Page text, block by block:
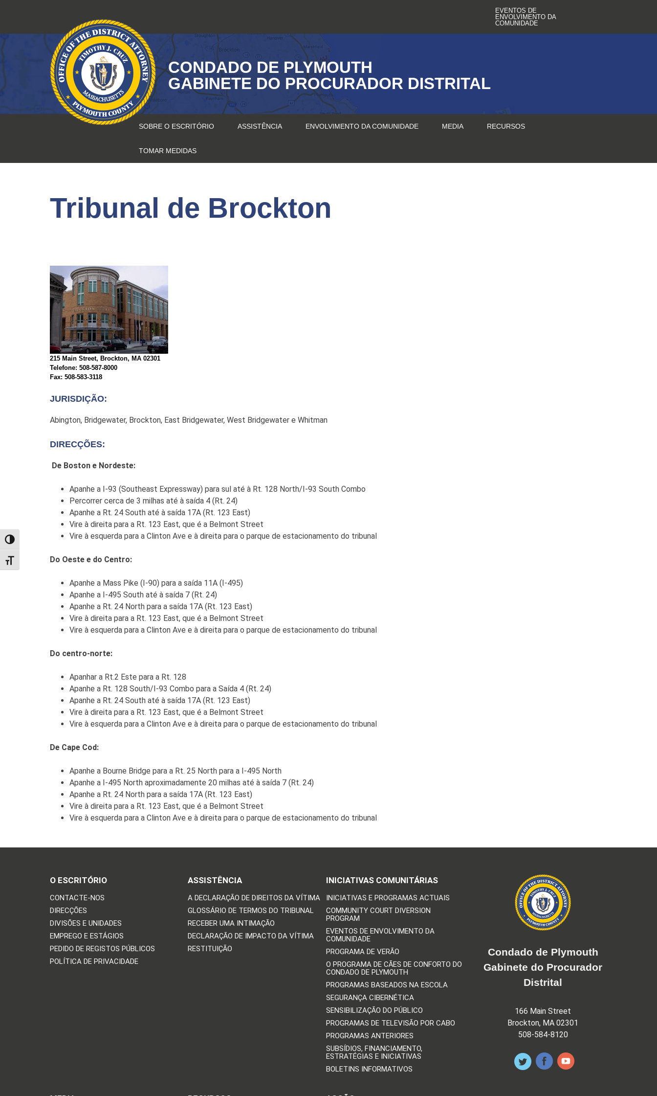
TOGGLE HIGH CONTRAST
TOGGLE FONT SIZE
conteúdo
EVENTOS DE
ENVOLVIMENTO DA
COMUNIDADE
CONDADO DE PLYMOUTH
GABINETE DO PROCURADOR DISTRITAL
SOBRE O ESCRITÓRIO ASSISTÊNCIA ENVOLVIMENTO DA COMUNIDADE MEDIA RECURSOS
TOMAR MEDIDAS
Tribunal de Brockton
215 Main Street, Brockton, MA 02301
Telefone: 508-587-8000
Fax: 508-583-3118
JURISDIÇÃO:
Abington, Bridgewater, Brockton, East Bridgewater, West Bridgewater e Whitman
DIRECÇÕES:
De Boston e Nordeste:
Apanhe a I-93 (Southeast Expressway) para sul até à Rt. 128 North/I-93 South Combo
Percorrer cerca de 3 milhas até à saída 4 (Rt. 24)
Apanhe a Rt. 24 South até à saída 17A (Rt. 123 East)
Vire à direita para a Rt. 123 East, que é a Belmont Street
Vire à esquerda para a Clinton Ave e à direita para o parque de estacionamento do tribunal
Do Oeste e do Centro:
Apanhe a Mass Pike (I-90) para a saída 11A (I-495)
Apanhe a I-495 South até à saída 7 (Rt. 24)
Apanhe a Rt. 24 North para a saída 17A (Rt. 123 East)
Vire à direita para a Rt. 123 East, que é a Belmont Street
Vire à esquerda para a Clinton Ave e à direita para o parque de estacionamento do tribunal
Do centro-norte:
Apanhar a Rt.2 Este para a Rt. 128
Apanhe a Rt. 128 South/I-93 Combo para a Saída 4 (Rt. 24)
Apanhe a Rt. 24 South até à saída 17A (Rt. 123 East)
Vire à direita para a Rt. 123 East, que é a Belmont Street
Vire à esquerda para a Clinton Ave e à direita para o parque de estacionamento do tribunal
De Cape Cod:
Apanhe a Bourne Bridge para a Rt. 25 North para a I-495 North
Apanhe a I-495 North aproximadamente 20 milhas até à saída 7 (Rt. 24)
Apanhe a Rt. 24 North para a saída 17A (Rt. 123 East)
Vire à direita para a Rt. 123 East, que é a Belmont Street
Vire à esquerda para a Clinton Ave e à direita para o parque de estacionamento do tribunal
O ESCRITÓRIO
CONTACTE-NOS
DIRECÇÕES
DIVISÕES E UNIDADES
EMPREGO E ESTÁGIOS
PEDIDO DE REGISTOS PÚBLICOS
POLÍTICA DE PRIVACIDADE
ASSISTÊNCIA
A DECLARAÇÃO DE DIREITOS DA VÍTIMA
GLOSSÁRIO DE TERMOS DO TRIBUNAL
RECEBER UMA INTIMAÇÃO
DECLARAÇÃO DE IMPACTO DA VÍTIMA
RESTITUIÇÃO
INICIATIVAS COMUNITÁRIAS
INICIATIVAS E PROGRAMAS ACTUAIS
COMMUNITY COURT DIVERSION
PROGRAM
EVENTOS DE ENVOLVIMENTO DA
COMUNIDADE
PROGRAMA DE VERÃO
O PROGRAMA DE CÃES DE CONFORTO DO
CONDADO DE PLYMOUTH
PROGRAMAS BASEADOS NA ESCOLA
SEGURANÇA CIBERNÉTICA
SENSIBILIZAÇÃO DO PÚBLICO
PROGRAMAS DE TELEVISÃO POR CABO
PROGRAMAS ANTERIORES
SUBSÍDIOS, FINANCIAMENTO,
ESTRATÉGIAS E INICIATIVAS
BOLETINS INFORMATIVOS
Condado de Plymouth
Gabinete do Procurador
Distrital
166 Main Street
Brockton, MA 02301
508-584-8120